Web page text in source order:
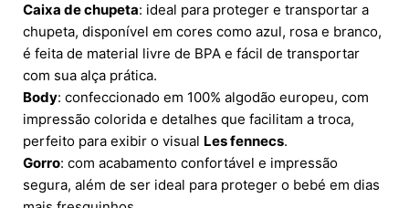
Caixa de chupeta: ideal para proteger e transportar a
chupeta, disponível em cores como azul, rosa e branco,
é feita de material livre de BPA e fácil de transportar
com sua alça prática.
Body: confeccionado em 100% algodão europeu, com
impressão colorida e detalhes que facilitam a troca,
perfeito para exibir o visual Les fennecs.
Gorro: com acabamento confortável e impressão
segura, além de ser ideal para proteger o bebé em dias